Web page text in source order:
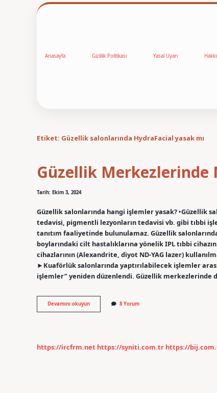
Anasayfa Gizlilik Politikası Yasal Uyarı
Etiket: Güzellik salonlarında HydraFacial yasak mı
Güzellik Merkezlerinde
Tarih: Ekim 3, 2024
Güzellik salonlarında hangi işlemler yasak? ‣Güzellik
tedavisi, pigmentli lezyonların tedavisi vb. gibi tıbbi
tanıtım faaliyetinde bulunulamaz. Güzellik
boylarındaki cilt hastalıklarına yönelik IPL tıbbi
cihazlarının (Alexandrite, diyot ND-YAG lazer)
►Kuaförlük salonlarında yaptırılabilecek işlemler
işlemler” yeniden düzenlendi. Güzellik merkezlerinde
Devamını okuyunGüzellik
Merkezlerinde
8 Yorum
https://ircfrm.net https://syniti.com.tr https://